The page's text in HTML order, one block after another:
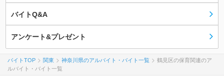
バイトQ&A
アンケート&プレゼント
バイトTOP 関東 神奈川県のアルバイト・バイト一覧
鶴見区の保育関連のア
ルバイト・バイト一覧